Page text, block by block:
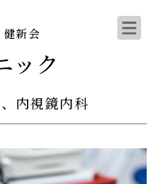
新会
ック
内視鏡内科